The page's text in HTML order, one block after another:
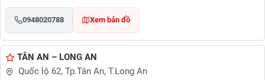
0948020788 Xem bản đồ
TÂN AN – LONG AN
Quốc lộ 62, Tp.Tân An, T.Long An